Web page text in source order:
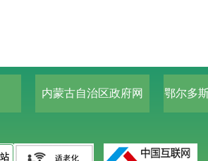
内蒙古自治区政府网 鄂尔多